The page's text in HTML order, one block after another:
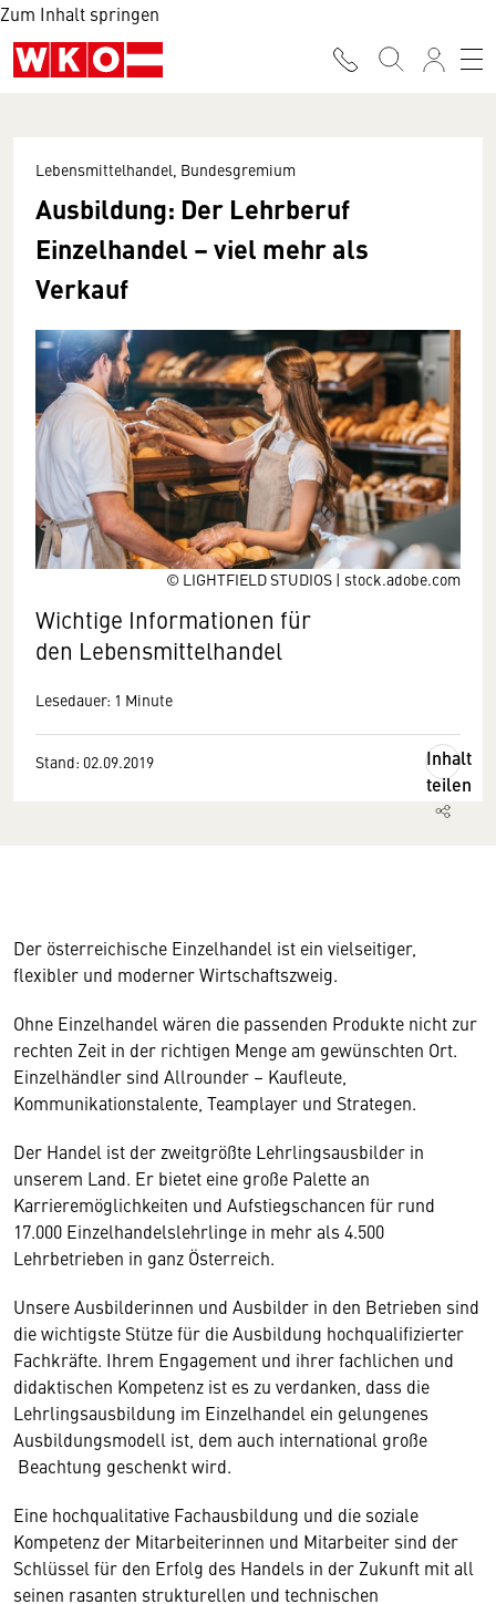
Zum Inhalt springen
© LIGHTFIELD STUDIOS | stock.adobe.com
Lebensmittelhandel, Bundesgremium
Ausbildung: Der Lehrberuf
Einzelhandel – viel mehr als
Verkauf
Wichtige Informationen für
den Lebensmittelhandel
Lesedauer: 1 Minute
Stand: 02.09.2019
Inhalt
teilen
Der österreichische Einzelhandel ist ein vielseitiger,
flexibler und moderner Wirtschaftszweig.
Ohne Einzelhandel wären die passenden Produkte nicht zur
rechten Zeit in der richtigen Menge am gewünschten Ort.
Einzelhändler sind Allrounder – Kaufleute,
Kommunikationstalente, Teamplayer und Strategen.
Der Handel ist der zweitgrößte Lehrlingsausbilder in
unserem Land. Er bietet eine große Palette an
Karrieremöglichkeiten und Aufstiegschancen für rund
17.000 Einzelhandelslehrlinge in mehr als 4.500
Lehrbetrieben in ganz Österreich.
Unsere Ausbilderinnen und Ausbilder in den Betrieben sind
die wichtigste Stütze für die Ausbildung hochqualifizierter
Fachkräfte. Ihrem Engagement und ihrer fachlichen und
didaktischen Kompetenz ist es zu verdanken, dass die
Lehrlingsausbildung im Einzelhandel ein gelungenes
Ausbildungsmodell ist, dem auch international große
Beachtung geschenkt wird.
Eine hochqualitative Fachausbildung und die soziale
Kompetenz der Mitarbeiterinnen und Mitarbeiter sind der
Schlüssel für den Erfolg des Handels in der Zukunft mit all
seinen rasanten strukturellen und technischen